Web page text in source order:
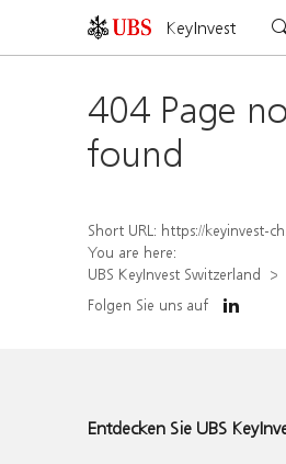
KeyInvest
404 Page
found
Short URL: https://keyinvest-ch.ubs.com/produkt/
You are here:
UBS KeyInvest Switzerland
Folgen Sie uns auf
Entdecken Sie UBS